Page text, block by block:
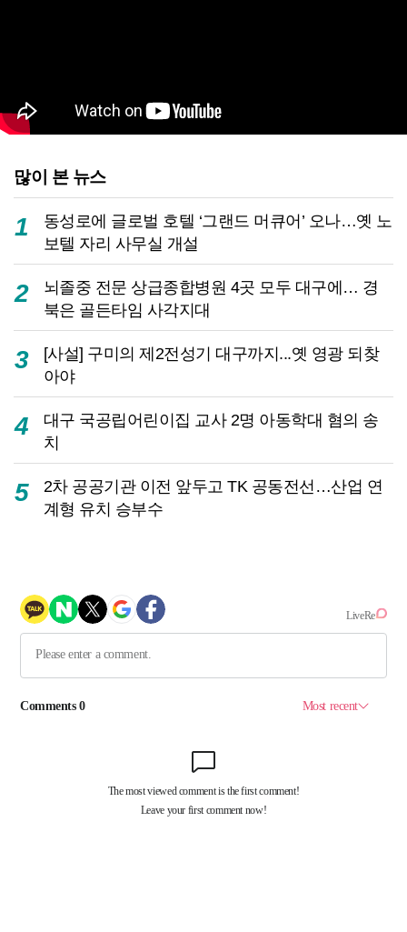
많이 본 뉴스
1
동성로에 글로벌 호텔 ‘그랜드 머큐어’ 오나…옛 노
보텔 자리 사무실 개설
2
뇌졸중 전문 상급종합병원 4곳 모두 대구에… 경
북은 골든타임 사각지대
3
[사설] 구미의 제2전성기 대구까지...옛 영광 되찾
아야
4
대구 국공립어린이집 교사 2명 아동학대 혐의 송
치
5
2차 공공기관 이전 앞두고 TK 공동전선…산업 연
계형 유치 승부수